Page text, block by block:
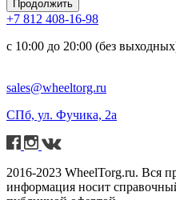
Продолжить
+7 812 408-16-98
с 10:00 до 20:00 (без
sales@wheeltorg.ru
СПб, ул. Фучика, 2а
2016-2023 WheelTorg.ru. Вся
информация носит